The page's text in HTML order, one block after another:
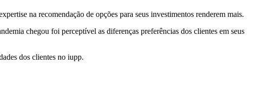
na recomendação de opções para seus investimentos renderem mais.
chegou foi perceptível as diferenças preferências dos clientes em seus
dos clientes no iupp.